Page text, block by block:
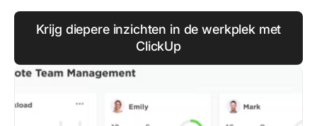
Krijg diepere inzichten in de werkplek met
ClickUp